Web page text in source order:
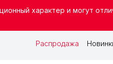
характер и могут
ПРАВОЕ
Распродажа